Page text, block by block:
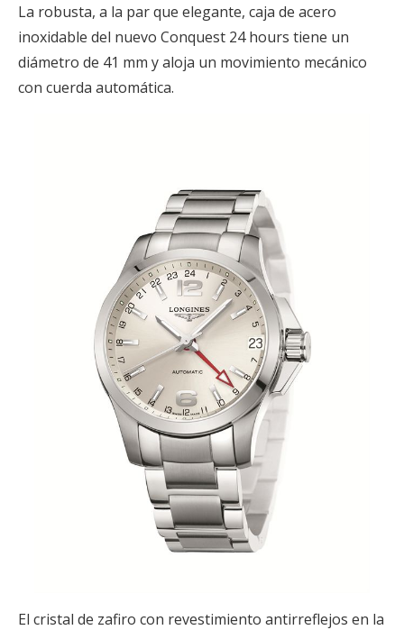
La robusta, a la par que elegante, caja de acero
inoxidable del nuevo Conquest 24 hours tiene un
diámetro de 41 mm y aloja un movimiento mecánico
con cuerda automática.
El cristal de zafiro con revestimiento antirreflejos en la